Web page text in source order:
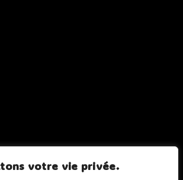
votre vie privée.